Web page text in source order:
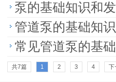
泵的基础知识和
管道泵的基础知
常见管道泵的基
共7篇 1 2 3 4 下